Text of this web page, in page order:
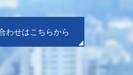
わせはこちらから